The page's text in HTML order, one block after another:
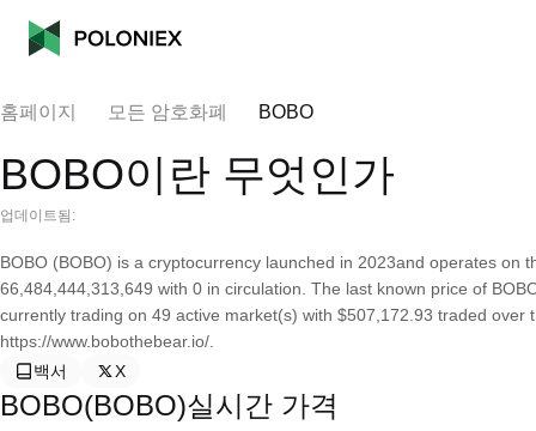
홈페이지 모든 암호화폐 BOBO
BOBO이란 무엇인가
업데이트됨:
BOBO (BOBO) is a cryptocurrency launched in 2023and operates on
66,484,444,313,649 with 0 in circulation. The last known price of
currently trading on 49 active market(s) with $507,172.93 traded
https://www.bobothebear.io/.
백서
X
BOBO(BOBO)실시간 가격